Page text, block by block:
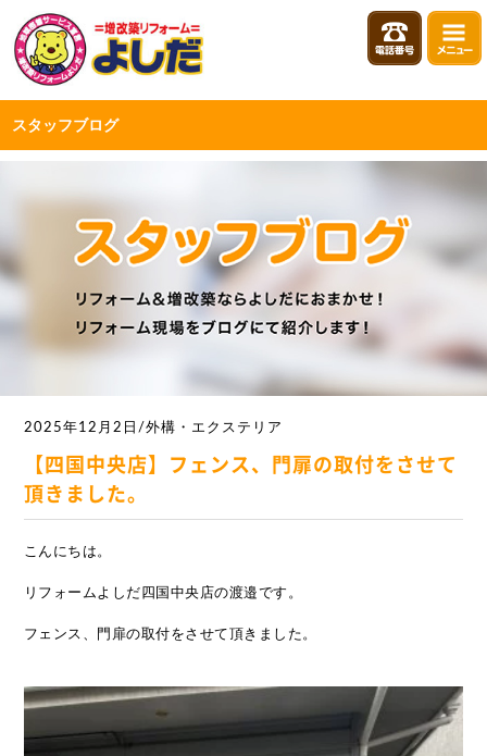
スタッフブログ
2025年12月2日/外構・エクステリア
【四国中央店】フェンス、門扉の取付をさせて
頂きました。
こんにちは。
リフォームよしだ四国中央店の渡邉です。
フェンス、門扉の取付をさせて頂きました。